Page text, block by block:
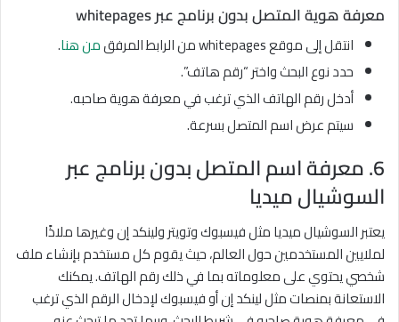
معرفة هوية المتصل بدون برنامج عبر whitepages
انتقل إلى موقع whitepages من الرابط المرفق من هنا.
حدد نوع البحث واختر “رقم هاتف”.
أدخل رقم الهاتف الذي ترغب في معرفة هوية صاحبه.
سيتم عرض اسم المتصل بسرعة.
6. معرفة اسم المتصل بدون برنامج عبر
السوشيال ميديا
يعتبر السوشيال ميديا مثل فيسبوك وتويتر ولينكد إن وغيرها ملاذًا
لملايين المستخدمين حول العالم، حيث يقوم كل مستخدم بإنشاء ملف
شخصي يحتوي على معلوماته بما في ذلك رقم الهاتف. يمكنك
الاستعانة بمنصات مثل لينكد إن أو فيسبوك لإدخال الرقم الذي ترغب